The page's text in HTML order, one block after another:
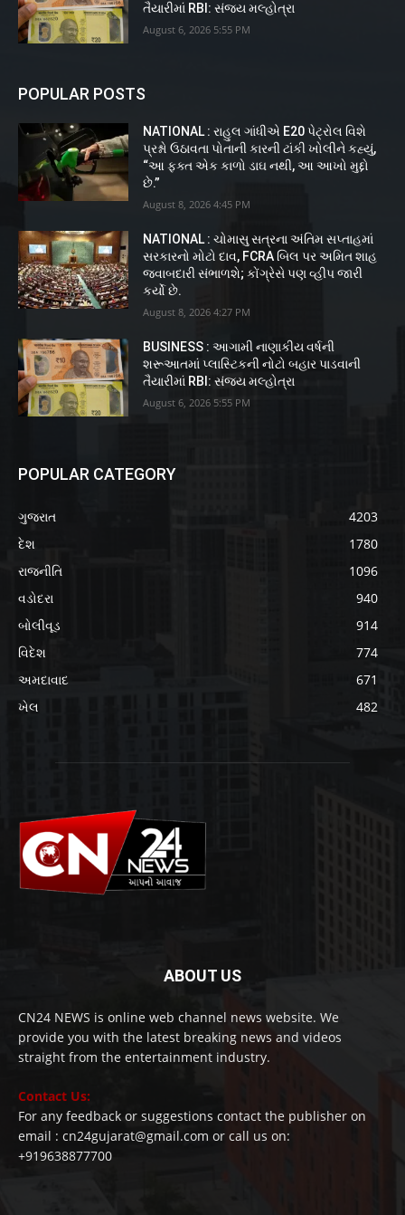
તૈયારીમાં RBI: સંજય મલ્હોત્રા
August 6, 2026 5:55 PM
POPULAR POSTS
NATIONAL : રાહુલ ગાંધીએ E20 પેટ્રોલ વિશે
પ્રશ્નો ઉઠાવતા પોતાની કારની ટાંકી ખોલીને કહ્યું,
“આ ફક્ત એક કાળો ડાઘ નથી, આ આખો મુદ્દો
છે.”
August 8, 2026 4:45 PM
NATIONAL : ચોમાસુ સત્રના અંતિમ સપ્તાહમાં
સરકારનો મોટો દાવ, FCRA બિલ પર અમિત શાહ
જવાબદારી સંભાળશે; કોંગ્રેસે પણ વ્હીપ જારી
કર્યો છે.
August 8, 2026 4:27 PM
BUSINESS : આગામી નાણાકીય વર્ષની
શરૂઆતમાં પ્લાસ્ટિકની નોટો બહાર પાડવાની
તૈયારીમાં RBI: સંજય મલ્હોત્રા
August 6, 2026 5:55 PM
POPULAR CATEGORY
ગુજરાત
4203
દેશ
1780
રાજનીતિ
1096
વડોદરા
940
બોલીવૂડ
914
વિદેશ
774
અમદાવાદ
671
ખેલ
482
ABOUT US
CN24 NEWS is online web channel news website. We
provide you with the latest breaking news and videos
straight from the entertainment industry.
Contact Us:
For any feedback or suggestions contact the publisher on
email : cn24gujarat@gmail.com or call us on:
+919638877700